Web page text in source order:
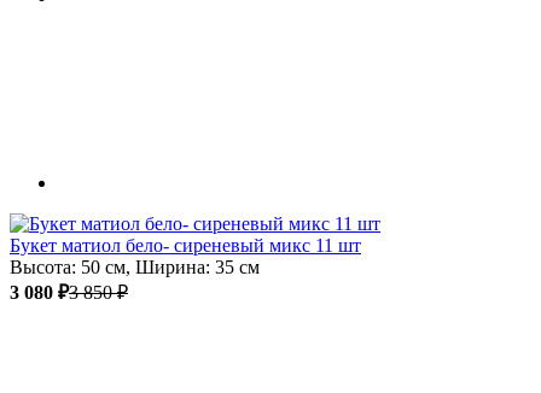
Букет матиол бело- сиреневый микс 11 шт
Высота: 50 см, Ширина: 35 см
3 080 ₽3 850 ₽